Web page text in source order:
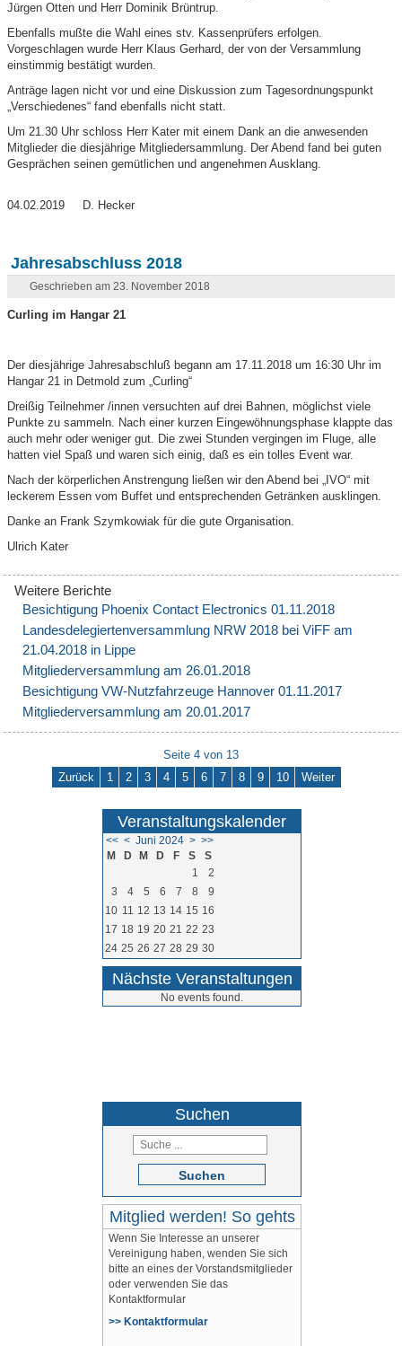
Jürgen Otten und Herr Dominik Brüntrup.
Ebenfalls mußte die Wahl eines stv. Kassenprüfers erfolgen.
Vorgeschlagen wurde Herr Klaus Gerhard, der von der Versammlung
einstimmig bestätigt wurden.
Anträge lagen nicht vor und eine Diskussion zum Tagesordnungspunkt
„Verschiedenes“ fand ebenfalls nicht statt.
Um 21.30 Uhr schloss Herr Kater mit einem Dank an die anwesenden
Mitglieder die diesjährige Mitgliedersammlung. Der Abend fand bei guten
Gesprächen seinen gemütlichen und angenehmen Ausklang.
04.02.2019 D. Hecker
Jahresabschluss 2018
Geschrieben am 23. November 2018
Curling im Hangar 21
Der diesjährige Jahresabschluß begann am 17.11.2018 um 16:30 Uhr im
Hangar 21 in Detmold zum „Curling“
Dreißig Teilnehmer /innen versuchten auf drei Bahnen, möglichst viele
Punkte zu sammeln. Nach einer kurzen Eingewöhnungsphase klappte das
auch mehr oder weniger gut. Die zwei Stunden vergingen im Fluge, alle
hatten viel Spaß und waren sich einig, daß es ein tolles Event war.
Nach der körperlichen Anstrengung ließen wir den Abend bei „IVO“ mit
leckerem Essen vom Buffet und entsprechenden Getränken ausklingen.
Danke an Frank Szymkowiak für die gute Organisation.
Ulrich Kater
Besichtigung Phoenix Contact Electronics 01.11.2018
Landesdelegiertenversammlung NRW 2018 bei ViFF am
21.04.2018 in Lippe
Mitgliederversammlung am 26.01.2018
Besichtigung VW-Nutzfahrzeuge Hannover 01.11.2017
Mitgliederversammlung am 20.01.2017
Seite 4 von 13
Zurück
1 2 3 4 5 6 7 8 9 10 Weiter
Veranstaltungskalender
<< < Juni 2024 > >>
M
D M D F S
S
1
2
3
4 5 6 7 8
9
10 11 12 13 14 15 16
17 18 19 20 21 22 23
24 25 26 27 28 29 30
Nächste Veranstaltungen
No events found.
Suchen
Suchen
Mitglied werden! So gehts
Wenn Sie Interesse an unserer
Vereinigung haben, wenden Sie sich
bitte an eines der Vorstandsmitglieder
oder verwenden Sie das
Kontaktformular
>> Kontaktformular